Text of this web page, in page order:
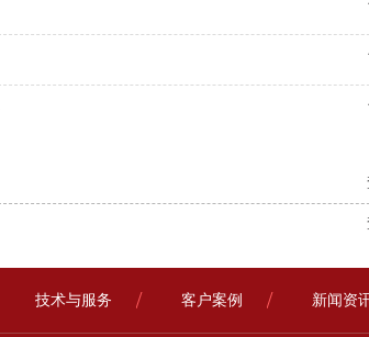
技术与服务 客户案例 新闻资